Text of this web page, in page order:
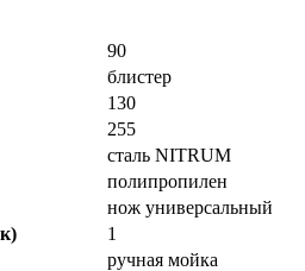
90
блистер
130
255
сталь NITRUM
полипропилен
нож универсальный
1
ручная мойка